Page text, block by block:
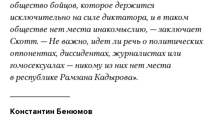
общество бойцов, которое держится
исключительно на силе диктатора, и в таком
обществе нет места инакомыслию, — заключает
Скотт. — Не важно, идет ли речь о политических
оппонентах, диссидентах, журналистах или
гомосексуалах — никому из них нет места
в республике Рамзана Кадырова».
Константин Бенюмов